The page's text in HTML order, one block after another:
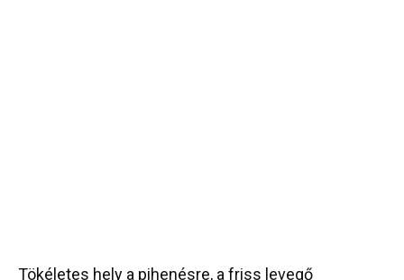
Tökéletes hely a pihenésre, a friss levegő